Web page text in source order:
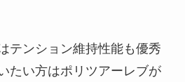
テンション維持性能も優秀
たい方はポリツアーレブが